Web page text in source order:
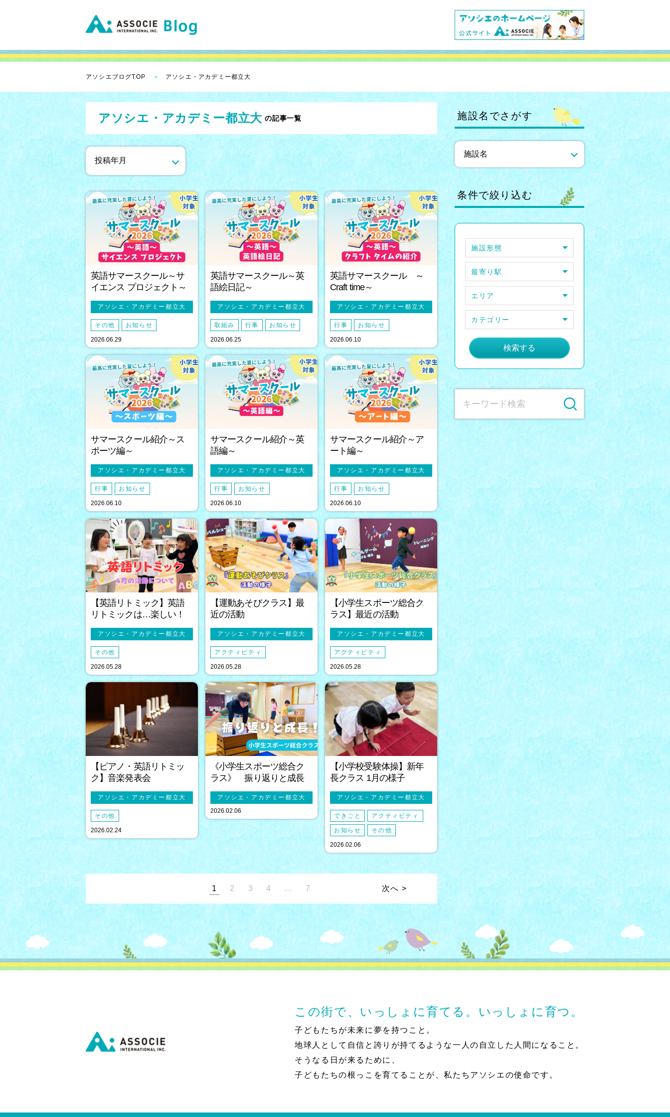
アソシエブログTOP アソシエ・アカデミー都立大
アソシエ・アカデミー都立大 の記事一覧
英語サマースクール～サ
イエンス プロジェクト～
アソシエ・アカデミー都立大
その他 お知らせ
2026.06.29
英語サマースクール～英
語絵日記～
アソシエ・アカデミー都立大
取組み 行事 お知らせ
2026.06.25
英語サマースクール ～
Craft time～
アソシエ・アカデミー都立大
行事 お知らせ
2026.06.10
サマースクール紹介～ス
ポーツ編～
アソシエ・アカデミー都立大
行事 お知らせ
2026.06.10
サマースクール紹介～英
語編～
アソシエ・アカデミー都立大
行事 お知らせ
2026.06.10
サマースクール紹介～ア
ート編～
アソシエ・アカデミー都立大
行事 お知らせ
2026.06.10
【英語リトミック】英語
リトミックは…楽しい！
アソシエ・アカデミー都立大
その他
2026.05.28
【運動あそびクラス】最
近の活動
アソシエ・アカデミー都立大
アクティビティ
2026.05.28
【小学生スポーツ総合ク
ラス】最近の活動
アソシエ・アカデミー都立大
アクティビティ
2026.05.28
【ピアノ・英語リトミッ
ク】音楽発表会
アソシエ・アカデミー都立大
その他
2026.02.24
《小学生スポーツ総合ク
ラス》 振り返りと成長
アソシエ・アカデミー都立大
2026.02.06
【小学校受験体操】新年
長クラス 1月の様子
アソシエ・アカデミー都立大
できごと アクティビティ
お知らせ その他
2026.02.06
1 2 3 4 … 7 次へ >
施設名でさがす
条件で絞り込む
施設形態
最寄り駅
エリア
カテゴリー
この街で、いっしょに育てる。いっしょに育つ。
子どもたちが未来に夢を持つこと。
地球人として自信と誇りが持てるような一人の自立した人間になること。
そうなる日が来るために、
子どもたちの根っこを育てることが、私たちアソシエの使命です。